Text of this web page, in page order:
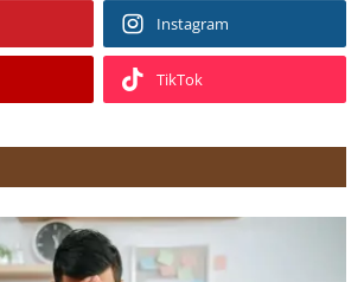
Instagram
TikTok